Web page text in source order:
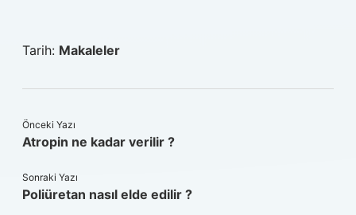
Tarih: Makaleler
Önceki Yazı
Atropin ne kadar verilir ?
Sonraki Yazı
Poliüretan nasıl elde edilir ?